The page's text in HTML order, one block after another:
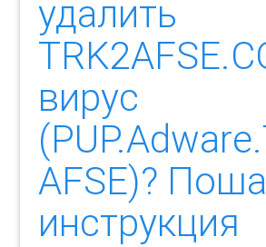
удалить
вирус
AFSE)?
инструкция